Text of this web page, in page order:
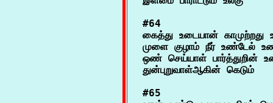
#64
கைத்து உடையான் காமுற்றது
முளை குழாம் நீர் உண்டேல்
ஒண் செய்யாள் பார்த்துறின்
#65